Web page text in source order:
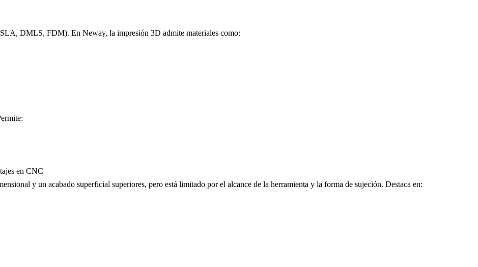
DMLS, FDM). En Neway, la impresión 3D admite materiales como:
en CNC
y un acabado superficial superiores, pero está limitado por el alcance de la herramienta y la forma de sujeción. Destaca en: